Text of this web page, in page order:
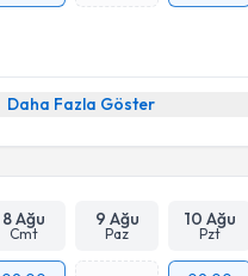
Daha Fazla Göster
8 Ağu
Cmt
9 Ağu
Paz
10 Ağu
Pzt